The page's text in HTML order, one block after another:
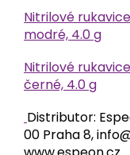
Nitrilové rukavice
modré, 4.0 g
Nitrilové rukavice
černé, 4.0 g
Distributor:
00 Praha 8,